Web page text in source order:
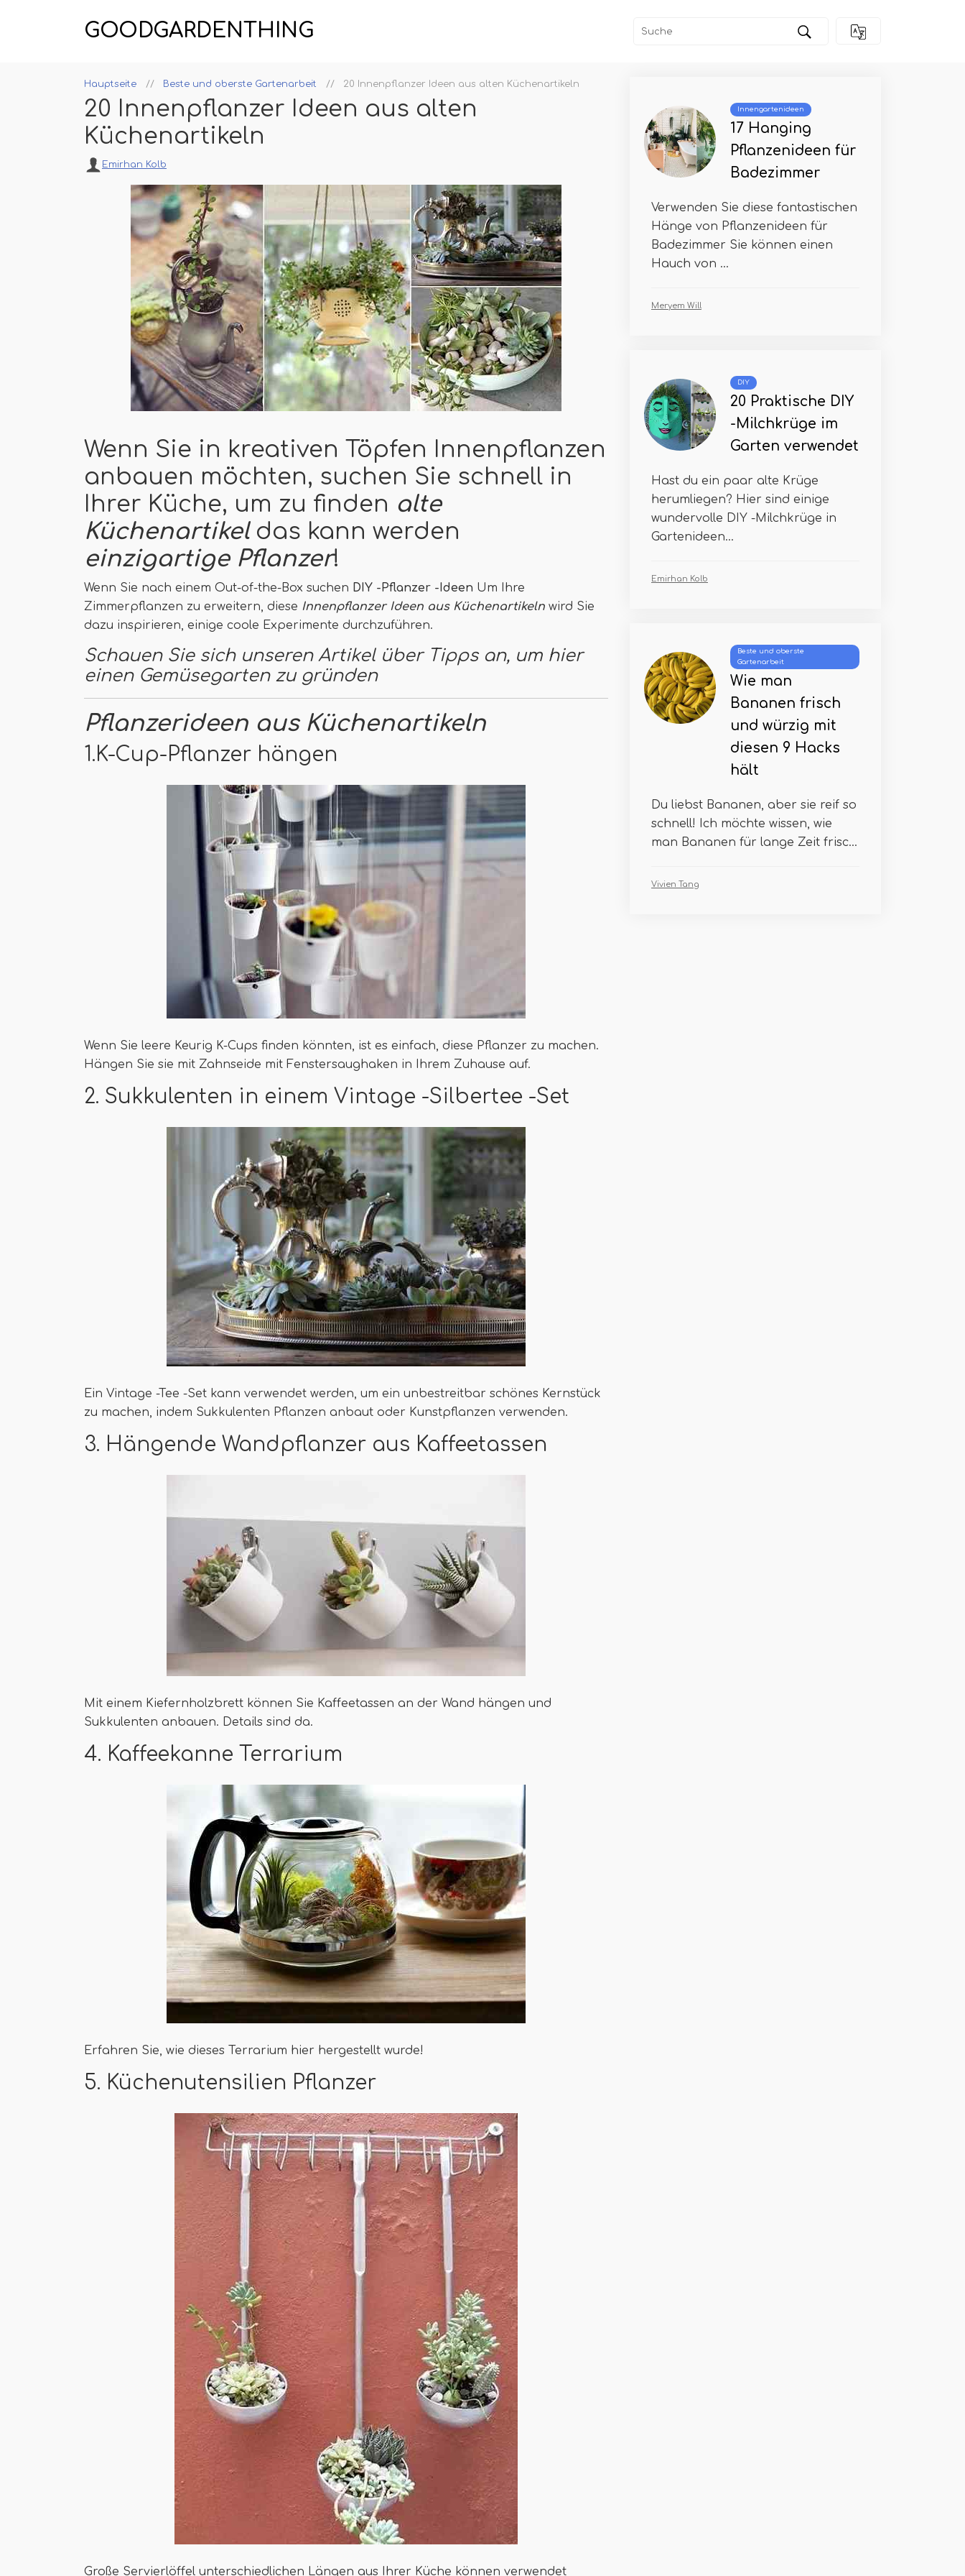
GOODGARDENTHING
Hauptseite Beste und oberste Gartenarbeit 20 Innenpflanzer Ideen aus alten Küchenartikeln
20 Innenpflanzer Ideen aus alten
Küchenartikeln
Emirhan Kolb
Wenn Sie in kreativen Töpfen Innenpflanzen
anbauen möchten, suchen Sie schnell in
Ihrer Küche, um zu finden alte
Küchenartikeldas kann werden
einzigartige Pflanzer!
Wenn Sie nach einem Out-of-the-Box suchen DIY -Pflanzer -Ideen Um Ihre
Zimmerpflanzen zu erweitern, diese Innenpflanzer Ideen aus Küchenartikeln wird Sie
dazu inspirieren, einige coole Experimente durchzuführen.
Schauen Sie sich unseren Artikel über Tipps an, um hier
einen Gemüsegarten zu gründen
Pflanzerideen aus Küchenartikeln
1.K-Cup-Pflanzer hängen
Wenn Sie leere Keurig K-Cups finden könnten, ist es einfach, diese Pflanzer zu machen.
Hängen Sie sie mit Zahnseide mit Fenstersaughaken in Ihrem Zuhause auf.
2. Sukkulenten in einem Vintage -Silbertee -Set
Ein Vintage -Tee -Set kann verwendet werden, um ein unbestreitbar schönes Kernstück
zu machen, indem Sukkulenten Pflanzen anbaut oder Kunstpflanzen verwenden.
3. Hängende Wandpflanzer aus Kaffeetassen
Mit einem Kiefernholzbrett können Sie Kaffeetassen an der Wand hängen und
Sukkulenten anbauen. Details sind da.
4. Kaffeekanne Terrarium
Erfahren Sie, wie dieses Terrarium hier hergestellt wurde!
5. Küchenutensilien Pflanzer
Große Servierlöffel unterschiedlichen Längen aus Ihrer Küche können verwendet
Innengartenideen
17 Hanging
Pflanzenideen für
Badezimmer
Verwenden Sie diese fantastischen
Hänge von Pflanzenideen für
Badezimmer Sie können einen
Hauch von ...
Meryem Will
DIY
20 Praktische DIY
-Milchkrüge im
Garten verwendet
Hast du ein paar alte Krüge
herumliegen? Hier sind einige
wundervolle DIY -Milchkrüge in
Gartenideen...
Emirhan Kolb
Beste und oberste
Gartenarbeit
Wie man
Bananen frisch
und würzig mit
diesen 9 Hacks
hält
Du liebst Bananen, aber sie reif so
schnell! Ich möchte wissen, wie
man Bananen für lange Zeit frisc...
Vivien Tang